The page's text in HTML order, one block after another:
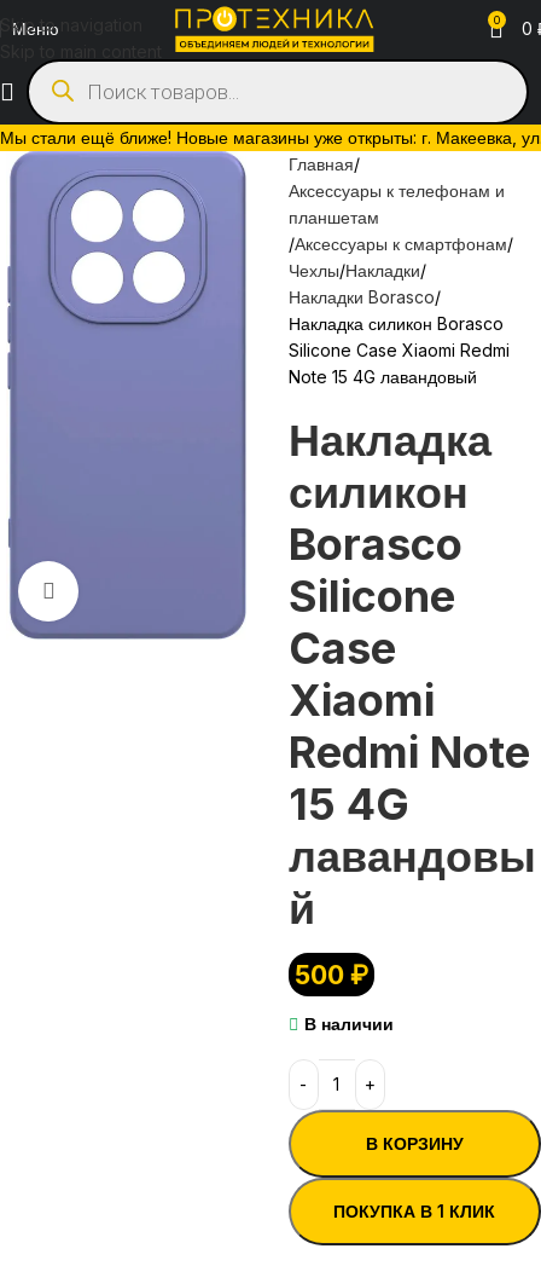
Skip to navigation
Мы стали ещё ближе! Новые магазины уже открыты: г. Макеевка,
Меню 0 0
Главная
Аксессуары к телефонам и
планшетам
Аксессуары к смартфонам
Чехлы Накладки
Накладки Borasco
Накладка силикон Borasco
Silicone Case Xiaomi Redmi
Note 15 4G лавандовый
Накладка
силикон
Borasco
Silicone
Case
Xiaomi
Redmi Note
15 4G
лавандовы
й
500₽
В наличии
В КОРЗИНУ
ПОКУПКА В 1 КЛИК